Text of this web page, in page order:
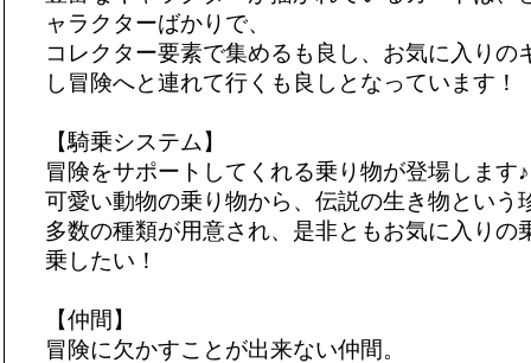
ャラクターばかりで、
コレクター要素で集めるも良し、お気に入りの
し冒険へと連れて行くも良しとなっています！
【騎乗システム】
冒険をサポートしてくれる乗り物が登場します♪
可愛い動物の乗り物から、伝説の生き物という
多数の種類が用意され、是非ともお気に入りの
乗したい！
【仲間】
冒険に欠かすことが出来ない仲間。